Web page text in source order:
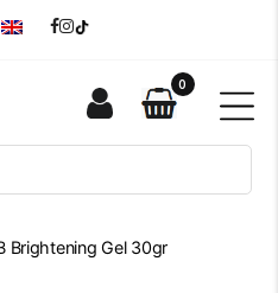
0
Brightening Gel 30gr